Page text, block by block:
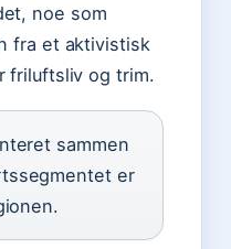
noe som
fra et aktivistisk
friluftsliv og trim.
sammen
er